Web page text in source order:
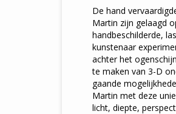
De hand
Martin zijn gelaagd
handbeschilderde,
kunstenaar
achter het
te maken van 3-D
gaande
Martin met deze
licht, diepte,